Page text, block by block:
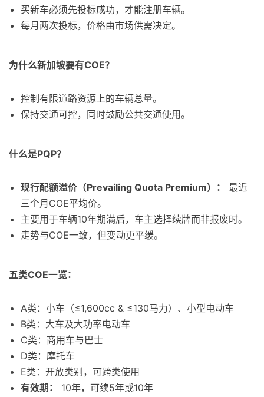
买新车必须先投标成功，才能注册车辆。
每月两次投标，价格由市场供需决定。
为什么新加坡要有COE？
控制有限道路资源上的车辆总量。
保持交通可控，同时鼓励公共交通使用。
什么是PQP？
现行配额溢价（Prevailing Quota Premium）：
最近
三个月COE平均价。
主要用于车辆10年期满后，车主选择续牌而非报废时。
走势与COE一致，但变动更平缓。
五类COE一览：
A类：小车（≤1,600cc & ≤130马力）、小型电动车
B类：大车及大功率电动车
C类：商用车与巴士
D类：摩托车
E类：开放类别，可跨类使用
有效期：
10年，可续5年或10年